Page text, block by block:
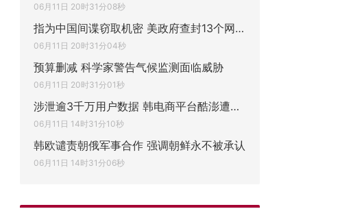
06月11日 20时31分08秒
指为中国间谍窃取机密 美政府查封13个网站
06月11日 20时31分04秒
预算删减 科学家警告气候监测面临威胁
06月11日 20时31分01秒
涉泄逾3千万用户数据 韩电商平台酷澎遭重罚
06月11日 14时31分10秒
韩欧谴责朝俄军事合作 强调朝鲜永不被承认
06月11日 14时31分06秒